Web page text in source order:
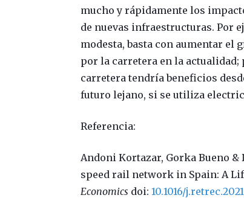
mucho y rápidamente los
de nuevas infraestructuras. Por
modesta, basta con aumentar el
por la carretera en la
carretera tendría beneficios
futuro lejano, si se utiliza
Referencia:
Andoni Kortazar, Gorka Bueno
speed rail network in Spain: A
Economics doi:10.1016/